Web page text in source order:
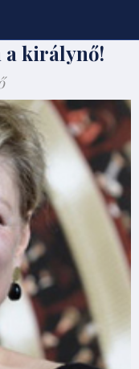
a királynő!